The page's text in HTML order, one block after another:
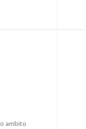
ambito